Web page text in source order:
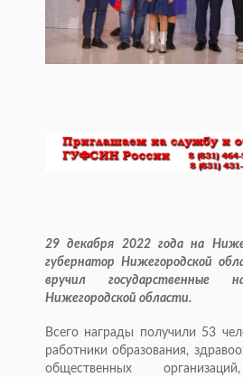
29 декабря 2022 года на
губернатор Нижегородской
вручил государственные
Нижегородской области.
Всего награды получили 53
работники образования,
общественных